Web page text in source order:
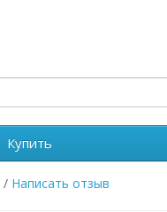
Купить
/ Написать отзыв